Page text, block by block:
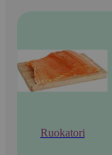
Ruokatori